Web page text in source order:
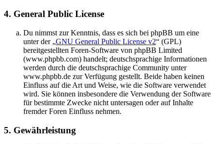
4. General Public License
Du nimmst zur Kenntnis, dass es sich bei phpBB um eine
unter der „GNU General Public License v2“ (GPL)
bereitgestellten Foren-Software von phpBB Limited
(www.phpbb.com) handelt; deutschsprachige Informationen
werden durch die deutschsprachige Community unter
www.phpbb.de zur Verfügung gestellt. Beide haben keinen
Einfluss auf die Art und Weise, wie die Software verwendet
wird. Sie können insbesondere die Verwendung der Software
für bestimmte Zwecke nicht untersagen oder auf Inhalte
fremder Foren Einfluss nehmen.
5. Gewährleistung